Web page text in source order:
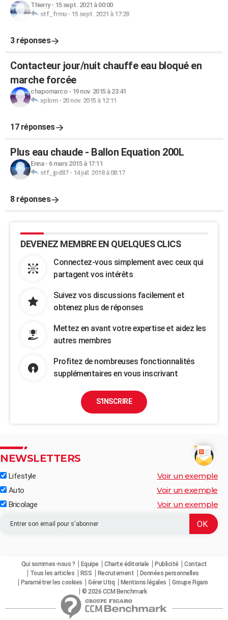
Thierry- 15 sept. 2021 à 00:00
stf_frmu- 15 sept. 2021 à 17:28
3 réponses
Contacteur jour/nuit chauffe eau bloqué en
marche forcée
chapomarco- 19 nov. 2015 à 23:41
xplom- 20 nov. 2015 à 12:11
17 réponses
Plus eau chaude - Ballon Equation 200L
Enna- 6 mars 2015 à 17:11
stf_jpd87- 14 juil. 2018 à 08:17
8 réponses
DEVENEZ MEMBRE EN QUELQUES CLICS
Connectez-vous simplement avec ceux qui
partagent vos intérêts
Suivez vos discussions facilement et
obtenez plus de réponses
Mettez en avant votre expertise et aidez les
autres membres
Profitez de nombreuses fonctionnalités
supplémentaires en vous inscrivant
S'INSCRIRE
NEWSLETTERS
Lifestyle Voir un exemple
Auto Voir un exemple
Bricolage Voir un exemple
Qui sommes-nous ? Equipe Charte éditoriale Publicité
Contact
Tous les articles
RSS Recrutement
Données personnelles
Paramétrer les cookies
Gérer Utiq Mentions légales
Groupe Figaro
© 2026 CCM Benchmark